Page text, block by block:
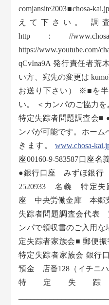
comjansite2003■chosa-
えて下さい。 調
http：//
https://www.youtube.com/
qCvIna9A 発行責任者荒
い方、宛先の変更は
お送り下さい） ※■を
い。 ＜カンパのご協力
特定失踪者問題調査会■
ンパが可能です。ホーム
きます。www.chosa-
座00160-9-583587口座
●銀行口座 みずほ銀
2520933 名義 特定失
座 中央労働金庫 本
失踪者問題調査会代表
ンパで領収書のご入用
定失踪者家族会■ 郵便
特定失踪者家族会 銀
預金 店番128（イチニ
特定失